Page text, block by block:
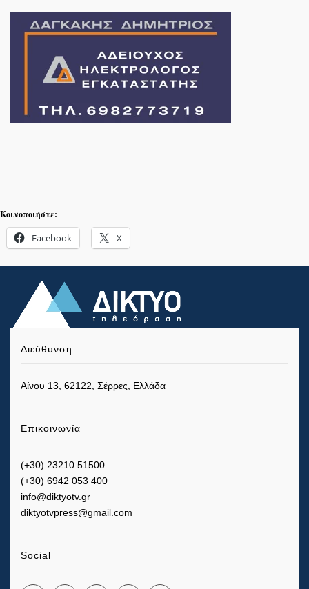
Κοινοποιήστε:
Facebook X
Διεύθυνση
Αίνου 13, 62122, Σέρρες, Ελλάδα
Επικοινωνία
(+30) 23210 51500
(+30) 6942 053 400
info@diktyotv.gr
diktyotvpress@gmail.com
Social